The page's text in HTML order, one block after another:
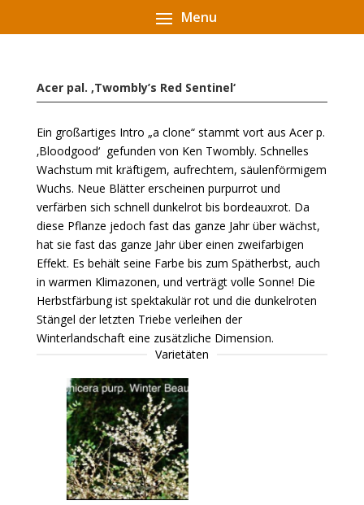
Acer pal. ‚Twombly’s Red Sentinel‘
Ein großartiges Intro „a clone“ stammt vort aus Acer p.
‚Bloodgood‘ gefunden von Ken Twombly. Schnelles
Wachstum mit kräftigem, aufrechtem, säulenförmigem
Wuchs. Neue Blätter erscheinen purpurrot und
verfärben sich schnell dunkelrot bis bordeauxrot. Da
diese Pflanze jedoch fast das ganze Jahr über wächst,
hat sie fast das ganze Jahr über einen zweifarbigen
Effekt. Es behält seine Farbe bis zum Spätherbst, auch
in warmen Klimazonen, und verträgt volle Sonne! Die
Herbstfärbung ist spektakulär rot und die dunkelroten
Stängel der letzten Triebe verleihen der
Winterlandschaft eine zusätzliche Dimension.
Varietäten